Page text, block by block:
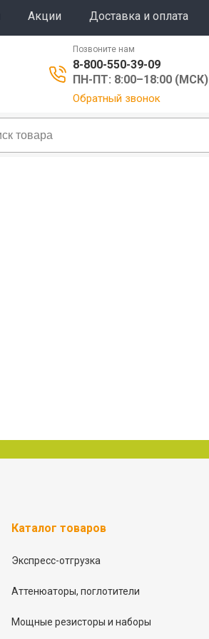
Акции Доставка и оплата
Позвоните нам
8-800-550-39-09
ПН-ПТ: 8:00–18:00 (МСК)
Обратный звонок
Каталог товаров
Экспресс-отгрузка
Аттенюаторы, поглотители
Мощные резисторы и наборы